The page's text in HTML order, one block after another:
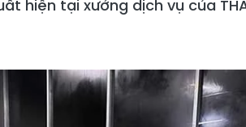
hiện tại xưởng dịch vụ của